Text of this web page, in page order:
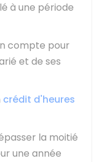
à une période
compte pour
et de ses
crédit d'heures
la moitié
une année